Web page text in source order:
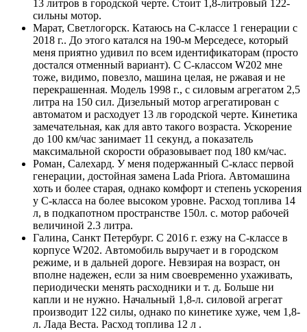
13 литров в городской черте. Стоит 1,8-литровый 122-
сильны мотор.
Марат, Светлогорск. Катаюсь на С-классе 1 генерации с
2018 г.. До этого катался на 190-м Мерседесе, который
меня приятно удивил по всем идентификаторам (просто
достался отменный вариант). С С-классом W202 мне
тоже, видимо, повезло, машина целая, не ржавая и не
перекрашенная. Модель 1998 г., с силовым агрегатом 2,5
литра на 150 сил. Дизельный мотор агрегатирован с
автоматом и расходует 13 лв городской черте. Кинетика
замечательная, как для авто такого возраста. Ускорение
до 100 км/час занимает 11 секунд, а показатель
максимальной скорости образовывает под 180 км/час.
Роман, Салехард. У меня подержанный С-класс первой
генерации, достойная замена Lada Priora. Автомашина
хоть и более старая, однако комфорт и степень ускорения
у С-класса на более высоком уровне. Расход топлива 14
л, в подкапотном пространстве 150л. с. мотор рабочей
величиной 2.3 литра.
Галина, Санкт Петербург. С 2016 г. езжу на С-классе в
корпусе W202. Автомобиль выручает и в городском
режиме, и в дальней дороге. Невзирая на возраст, он
вполне надежен, если за ним своевременно ухаживать,
периодически менять расходники и т. д. Больше ни
капли и не нужно. Начальный 1,8-л. силовой агрегат
производит 122 силы, однако по кинетике хуже, чем 1,8-
л. Лада Веста. Расход топлива 12 л .